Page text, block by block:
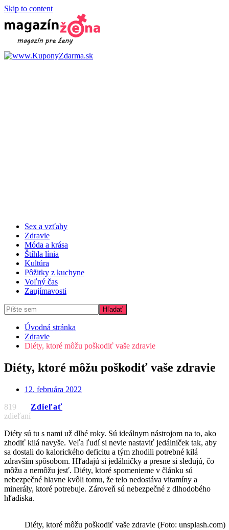
Skip to content
Sex a vzťahy
Zdravie
Móda a krása
Štíhla línia
Kultúra
Pôžitky z kuchyne
Voľný čas
Zaujímavosti
Úvodná stránka
Zdravie
Diéty, ktoré môžu poškodiť vaše zdravie
Diéty, ktoré môžu poškodiť vaše zdravie
12. februára 2022
819
zdieľaní
Zdieľať
Diéty sú tu s nami už dlhé roky. Sú ideálnym nástrojom na to, ako
zhodiť kilá navyše. Veľa ľudí si nevie nastaviť jedálniček tak, aby
sa dostali do kalorického deficitu a tým zhodili potrebné kilá
zdravším spôsobom. Hľadajú si jedálničky a presne si sledujú, čo
môžu a nemôžu jesť. Diéty, ktoré spomenieme v článku sú
nebezpečné hlavne kvôli tomu, že telo nedostáva vitamíny a
minerály, ktoré potrebuje. Zároveň sú nebezpečné z dlhodobého
hľadiska.
Diéty, ktoré môžu poškodiť vaše zdravie (Foto: unsplash.com)